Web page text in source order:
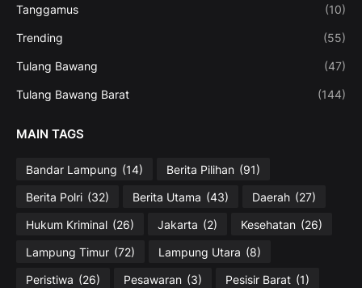
Tanggamus (10)
Trending (55)
Tulang Bawang (47)
Tulang Bawang Barat (144)
MAIN TAGS
Bandar Lampung (14) Berita Pilihan (91)
Berita Polri (32) Berita Utama (43) Daerah (27)
Hukum Kriminal (26) Jakarta (2) Kesehatan (26)
Lampung Timur (72) Lampung Utara (8)
Peristiwa (26) Pesawaran (3) Pesisir Barat (1)